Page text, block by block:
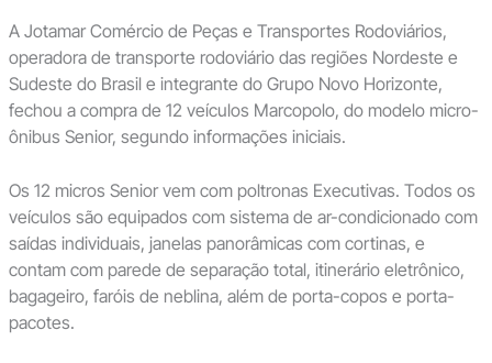
A Jotamar Comércio de Peças e Transportes Rodoviários,
operadora de transporte rodoviário das regiões Nordeste e
Sudeste do Brasil e integrante do Grupo Novo Horizonte,
fechou a compra de 12 veículos Marcopolo, do modelo micro-
ônibus Senior, segundo informações iniciais.
Os 12 micros Senior vem com poltronas Executivas. Todos os
veículos são equipados com sistema de ar-condicionado com
saídas individuais, janelas panorâmicas com cortinas, e
contam com parede de separação total, itinerário eletrônico,
bagageiro, faróis de neblina, além de porta-copos e porta-
pacotes.